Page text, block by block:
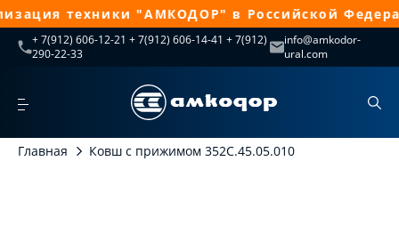
техники "АМКОДОР" в Российской
+ 7(912) 606-12-21 + 7(912) 606-14-41 + 7(912)
290-22-33
info@amkodor-
ural.com
Главная Ковш с прижимом 352С.45.05.010